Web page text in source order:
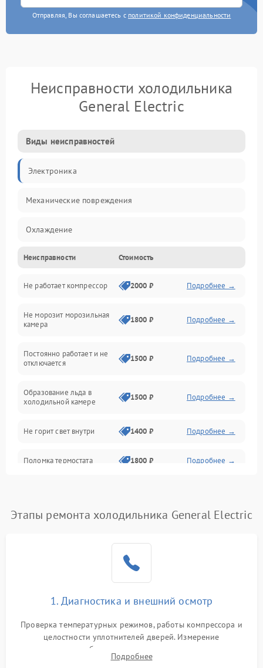
Отправляя, Вы соглашаетесь с политикой конфиденциальности
Неисправности холодильника
General Electric
Виды неисправностей
Электроника
Механические повреждения
Охлаждение
Механика
Электропитание
Дренаж
Неисправности Стоимость
Не работает компрессор 2000 ₽ Подробнее →
Не морозит морозильная
камера
1800 ₽ Подробнее →
Постоянно работает и не
отключается
1500 ₽ Подробнее →
Образование льда в
холодильной камере
1500 ₽ Подробнее →
Не горит свет внутри 1400 ₽ Подробнее →
Поломка термостата 1800 ₽ Подробнее →
Поломка системы No Frost 2600 ₽ Подробнее →
работе
2000 ₽ Подробнее →
1000 ₽
Этапы ремонта холодильника General Electric
1. Диагностика и внешний осмотр
Проверка температурных режимов, работы компрессора и
целостности уплотнителей дверей. Измерение
сопротивления обмоток мотора, проверка термостата и
считывание кодов ошибок с электронного дисплея.
Подробнее